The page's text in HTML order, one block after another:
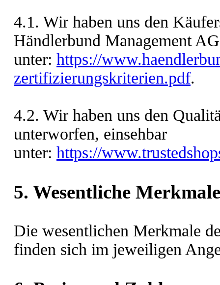
4.1. Wir haben uns den
Händlerbund Management
unter: https://
zertifizierungskriterien.pdf.
4.2. Wir haben uns den
unterworfen, einsehbar
unter: https://
5. Wesentliche
Die wesentlichen Merkmale
finden sich im jeweiligen